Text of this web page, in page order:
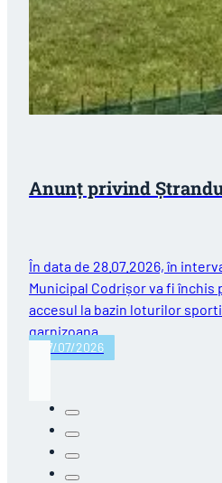
Anunț privind
În data de 28.07.2026, în
Municipal Codrișor va fi închis
accesul la bazin loturilor
garnizoana…
27/07/2026